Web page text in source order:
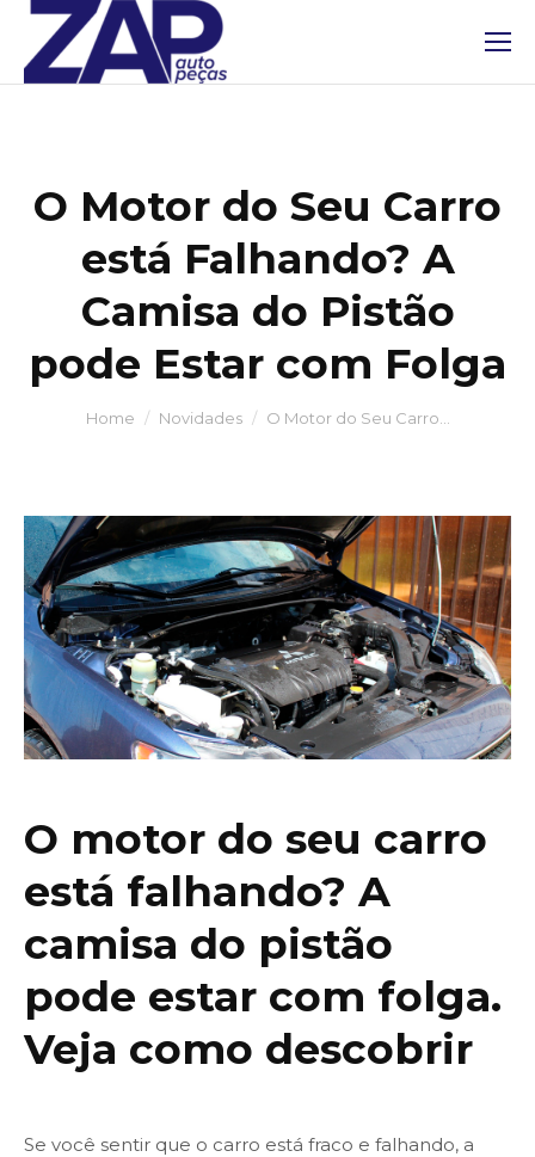
O Motor do Seu Carro
está Falhando? A
Camisa do Pistão
pode Estar com Folga
You are here:
Home Novidades O Motor do Seu Carro…
O motor do seu carro
está falhando? A
camisa do pistão
pode estar com folga.
Veja como descobrir
Se você sentir que o carro está fraco e falhando, a